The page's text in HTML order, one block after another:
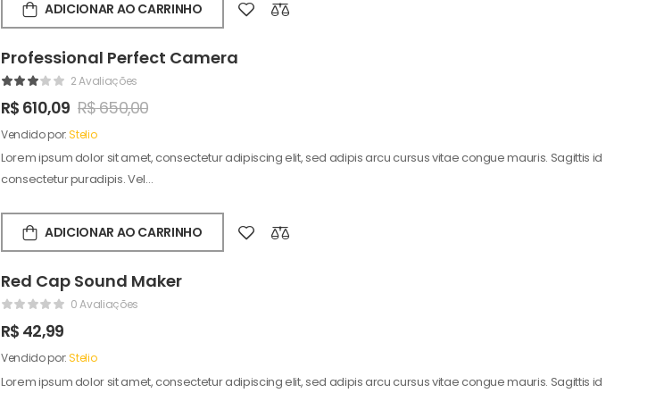
ADICIONAR AO CARRINHO
Professional Perfect Camera
2 Avaliações
R$ 610,09 R$650,00
Vendido por:Stelio
Lorem ipsum dolor sit amet, consectetur adipiscing elit, sed adipis arcu cursus vitae congue mauris. Sagittis id
consectetur puradipis. Vel…
ADICIONAR AO CARRINHO
Red Cap Sound Maker
0 Avaliações
R$ 42,99
Vendido por:Stelio
Lorem ipsum dolor sit amet, consectetur adipiscing elit, sed adipis arcu cursus vitae congue mauris. Sagittis id